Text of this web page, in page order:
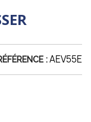
:AEV55E